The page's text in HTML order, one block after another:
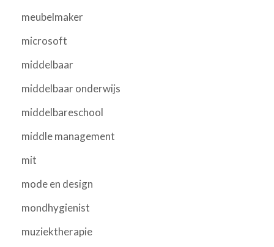
meubelmaker
microsoft
middelbaar
middelbaar onderwijs
middelbareschool
middle management
mit
mode en design
mondhygienist
muziektherapie